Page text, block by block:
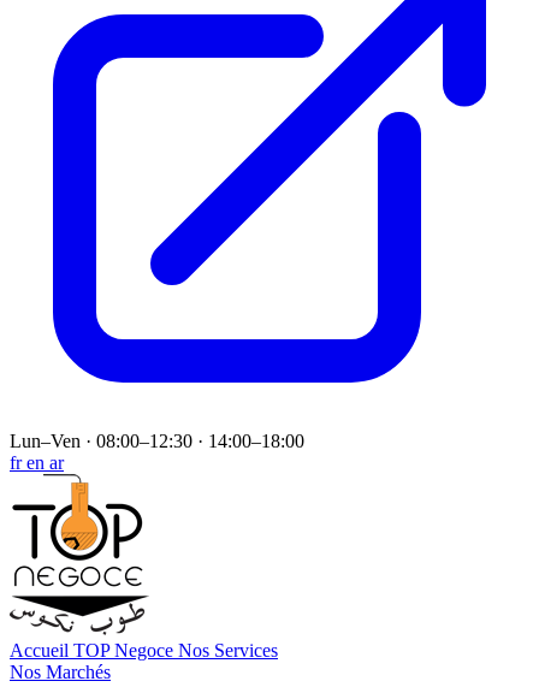
Lun–Ven · 08:00–12:30 · 14:00–18:00
fren ar
Accueil TOP Negoce Nos Services
Nos Marchés